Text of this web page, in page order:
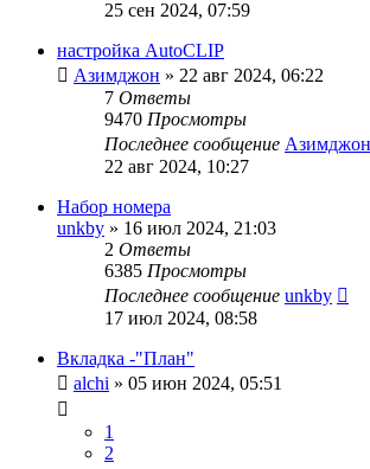
25 сен 2024, 07:59
настройка AutoCLIP
Азимджон » 22 авг 2024, 06:22
7 Ответы
9470 Просмотры
Последнее сообщение Азимджон
22 авг 2024, 10:27
Набор номера
unkby » 16 июл 2024, 21:03
2 Ответы
6385 Просмотры
Последнее сообщение unkby
17 июл 2024, 08:58
Вкладка -"План"
alchi » 05 июн 2024, 05:51
1
2